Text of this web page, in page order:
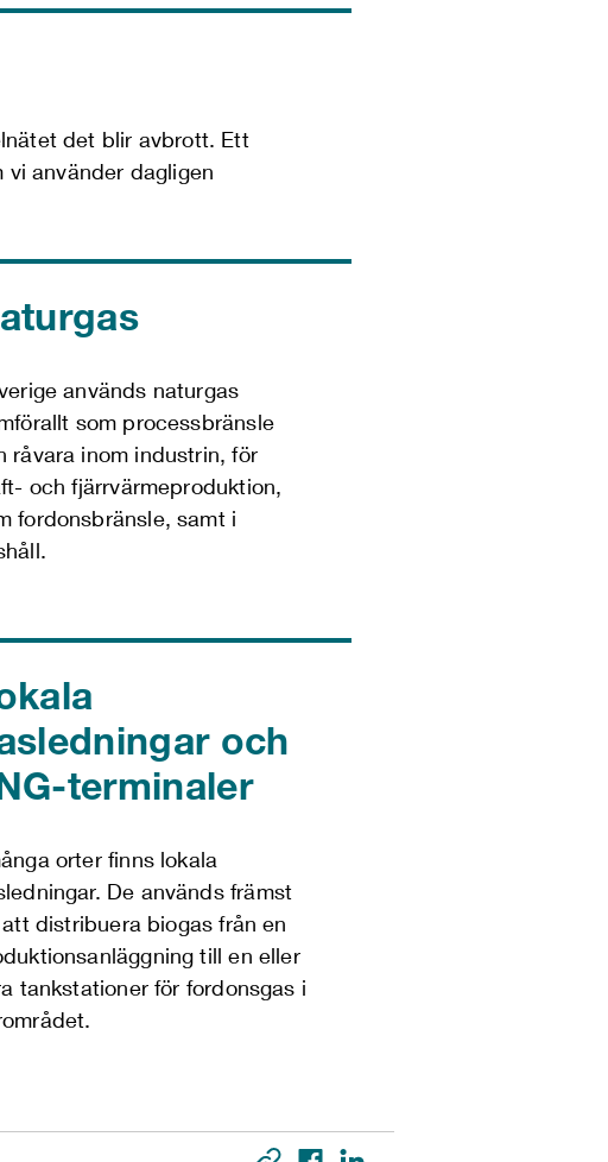
det blir avbrott. Ett
använder dagligen
används naturgas
som processbränsle
råvara inom industrin, för
och fjärrvärmeproduktion,
fordonsbränsle, samt i
och
terminaler
orter finns lokala
De används främst
distribuera biogas från en
till en eller
tankstationer för fordonsgas i